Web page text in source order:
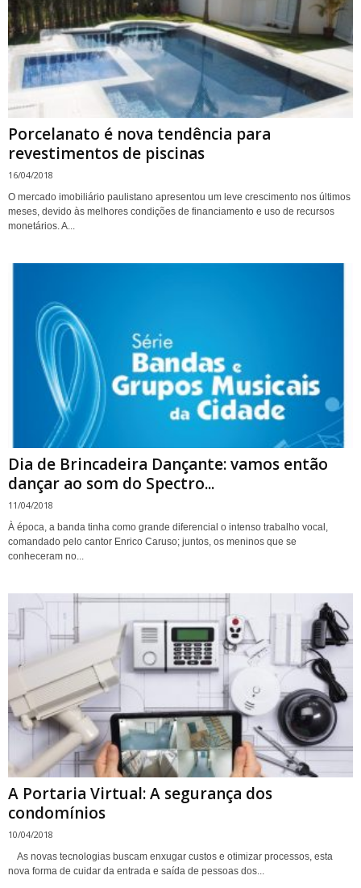
Porcelanato é nova tendência para
revestimentos de piscinas
16/04/2018
O mercado imobiliário paulistano apresentou um leve crescimento nos últimos
meses, devido às melhores condições de financiamento e uso de recursos
monetários. A...
Dia de Brincadeira Dançante: vamos então
dançar ao som do Spectro...
11/04/2018
À época, a banda tinha como grande diferencial o intenso trabalho vocal,
comandado pelo cantor Enrico Caruso; juntos, os meninos que se
conheceram no...
A Portaria Virtual: A segurança dos
condomínios
10/04/2018
As novas tecnologias buscam enxugar custos e otimizar processos, esta
nova forma de cuidar da entrada e saída de pessoas dos...